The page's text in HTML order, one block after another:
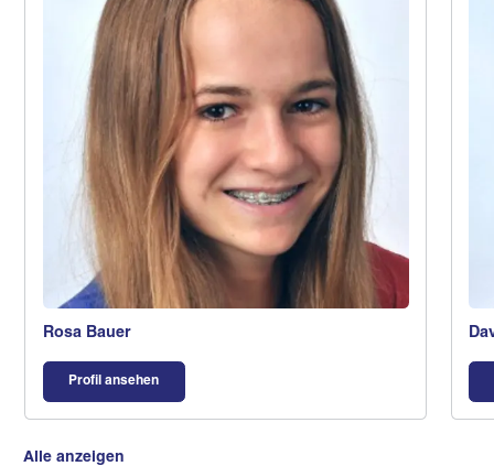
Rosa Bauer
Profil ansehen
Alle anzeigen